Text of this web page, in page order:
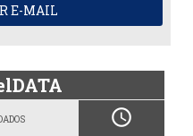
E-MAIL
schedule